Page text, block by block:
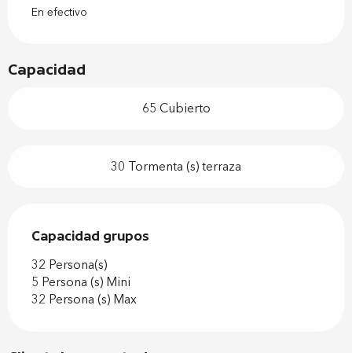
En efectivo
Capacidad
65 Cubierto
30 Tormenta (s) terraza
Capacidad grupos
Capacidad grupos
32 Persona(s)
5 Persona (s) Mini
32 Persona (s) Max